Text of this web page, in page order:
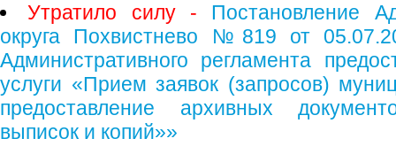
Утратило силу -
Постановление
округа Похвистнево №819 от
Административного регламента
услуги «Прием заявок (запросов)
предоставление архивных
выписок и копий»»